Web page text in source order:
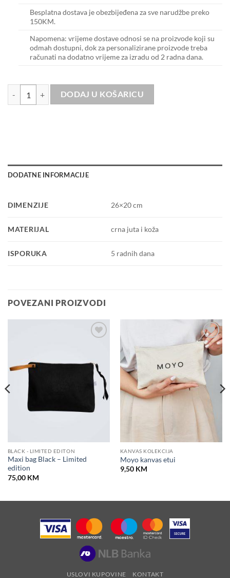
Besplatna dostava je obezbijeđena za sve narudžbe preko
150KM.
Napomena: vrijeme dostave odnosi se na proizvode koji su
odmah dostupni, dok za personalizirane proizvode treba
računati na dodatno vrijeme za izradu od 2 radna dana.
Midi bag Black sa smeđom ručkom količina
DODAJ U KOŠARICU
DODATNE INFORMACIJE
DIMENZIJE 26×20 cm
MATERIJAL crna juta i koža
ISPORUKA 5 radnih dana
POVEZANI PROIZVODI
BLACK - LIMITED EDITON
Maxi bag Black – Limited
edition
75,00 KM
Dodaj u
košaricu
KANVAS KOLEKCIJA
Moyo kanvas etui
9,50 KM
USLOVI KUPOVINE KONTAKT